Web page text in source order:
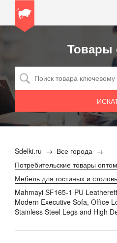
Товары
Sdelki.ru
Все города
Потребительские товары оптом
Мебель для гостиных и
Mahmayi SF165-1 PU
Modern Executive Sofa, Office
Stainless Steel Legs and High